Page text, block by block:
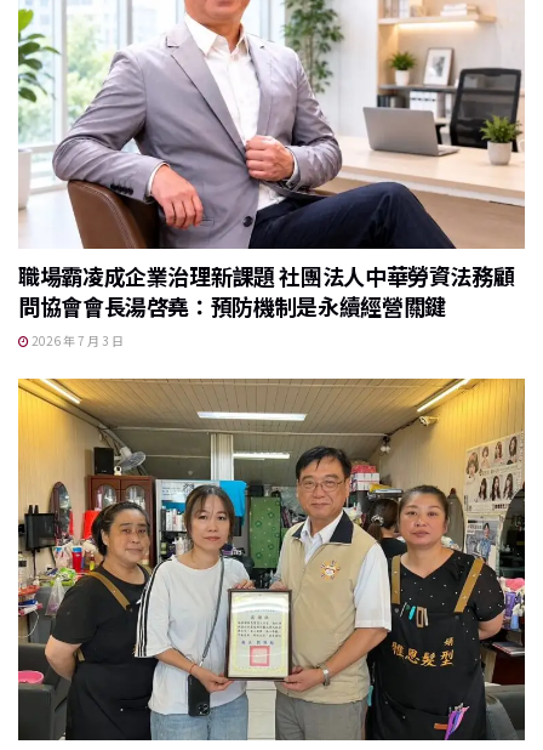
職場霸凌成企業治理新課題 社團法人中華勞資法務顧
問協會會長湯啓堯：預防機制是永續經營關鍵
2026 年 7 月 3 日